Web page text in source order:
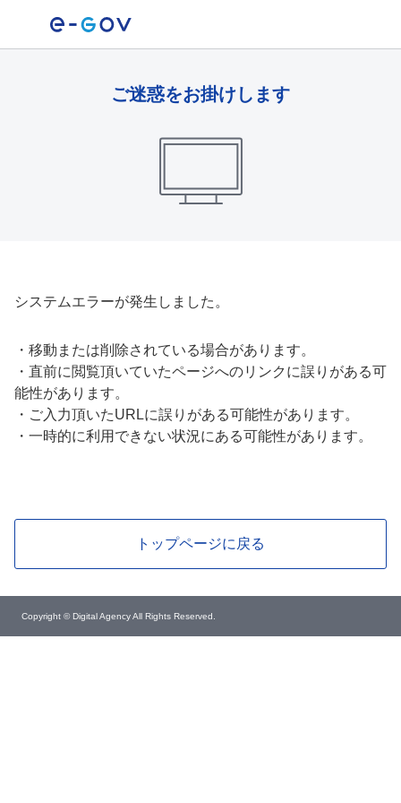
ご迷惑をお掛けします
システムエラーが発生しました。
・ 移動または削除されている場合があります。
・ 直前に閲覧頂いていたページへのリンクに誤りがある可
能性があります。
・ ご入力頂いたURLに誤りがある可能性があります。
・ 一時的に利用できない状況にある可能性があります。
トップページに戻る
Copyright © Digital Agency All Rights Reserved.